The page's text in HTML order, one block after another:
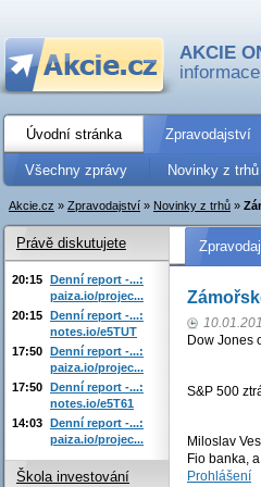
AKCIE
Úvodní stránka Zpravodajství
Všechny zprávy Novinky z trhů
Akcie.cz » Zpravodajství » Novinky z trhů »
Dow Jones
S&P 500
Miloslav
Fio banka,
Prohlášení
Právě diskutujete
20:15 Denní report -...:
paiza.io/projec...
20:15 Denní report -...:
notes.io/e5TUT
17:50 Denní report -...:
paiza.io/projec...
17:50 Denní report -...:
notes.io/e5T61
14:03 Denní report -...:
paiza.io/projec...
Škola investování